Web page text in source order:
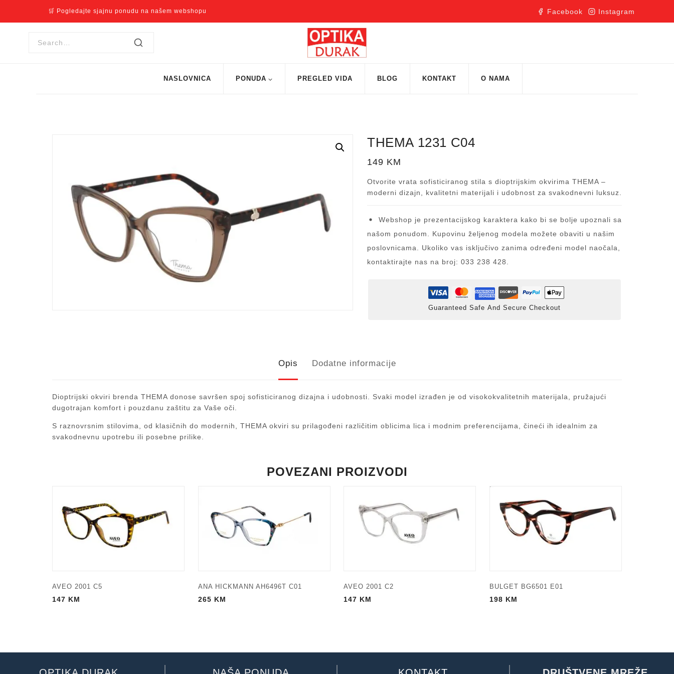
🛒 Pogledajte sjajnu ponudu na našem webshopu Facebook Instagram
NASLOVNICA PONUDA PREGLED VIDA BLOG KONTAKT O NAMA
THEMA 1231 C04
149 KM
Otvorite vrata sofisticiranog stila s dioptrijskim okvirima THEMA –
moderni dizajn, kvalitetni materijali i udobnost za svakodnevni luksuz.
Webshop je prezentacijskog karaktera kako bi se bolje upoznali sa
našom ponudom. Kupovinu željenog modela možete obaviti u našim
poslovnicama. Ukoliko vas isključivo zanima određeni model naočala,
kontaktirajte nas na broj: 033 238 428.
Guaranteed Safe And Secure Checkout
Opis Dodatne informacije
Dioptrijski okviri brenda THEMA donose savršen spoj sofisticiranog dizajna i udobnosti. Svaki model izrađen je od visokokvalitetnih materijala, pružajući
dugotrajan komfort i pouzdanu zaštitu za Vaše oči.
S raznovrsnim stilovima, od klasičnih do modernih, THEMA okviri su prilagođeni različitim oblicima lica i modnim preferencijama, čineći ih idealnim za
svakodnevnu upotrebu ili posebne prilike.
POVEZANI PROIZVODI
AVEO 2001 C5
147 KM
ANA HICKMANN AH6496T C01
265 KM
AVEO 2001 C2
147 KM
BULGET BG6501 E01
198 KM